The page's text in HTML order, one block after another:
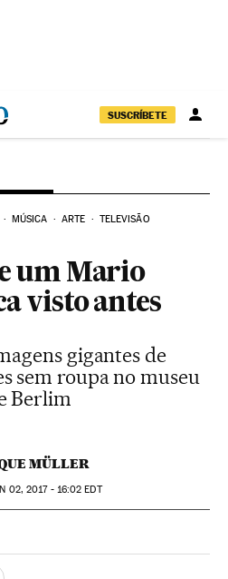
SUSCRÍBETE
MÚSICA ARTE TELEVISÃO
um Mario
visto antes
gigantes de
sem roupa no museu
Berlim
MÜLLER
02, 2017 - 16:02 EDT
Sociales